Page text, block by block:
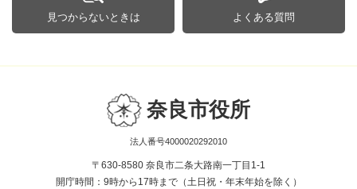
見つからないときは よくある質問
奈良市役所
法人番号4000020292010
〒630-8580 奈良市二条大路南一丁目1-1
開庁時間：9時から17時まで（土日祝・年末年始を除く）